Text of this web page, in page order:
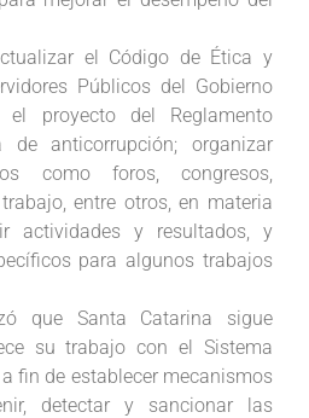
el Código de Ética y
Públicos del Gobierno
el proyecto del Reglamento
anticorrupción; organizar
como foros, congresos,
entre otros, en materia
actividades y resultados, y
para algunos trabajos
que Santa Catarina sigue
su trabajo con el Sistema
fin de establecer mecanismos
detectar y sancionar las